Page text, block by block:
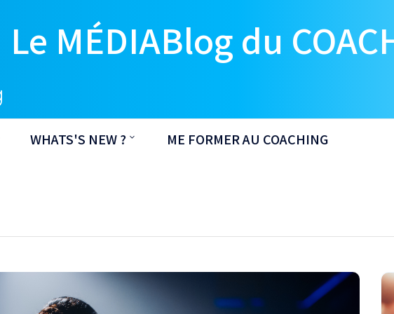
Le MÉDIABlog du
WHATS'S NEW ? ME FORMER AU COACHING